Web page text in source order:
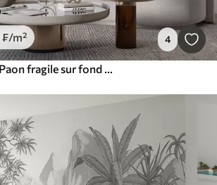
₣/m² 4
Peintures murales Paon fragile sur fond de béton grunge